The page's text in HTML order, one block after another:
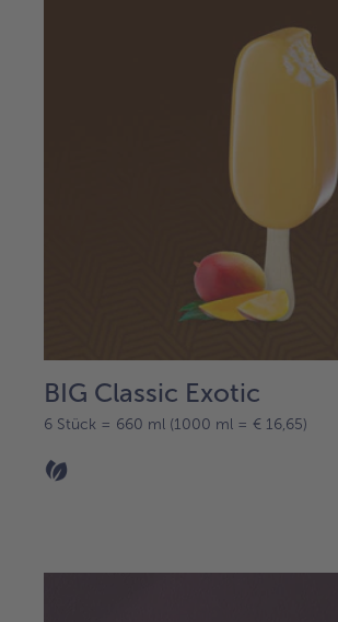
BIG Classic Exotic
6 Stück = 660 ml (1000 ml = € 16,65)